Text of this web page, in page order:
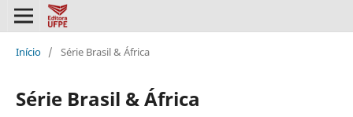
Início / Série Brasil & África
Série Brasil & África